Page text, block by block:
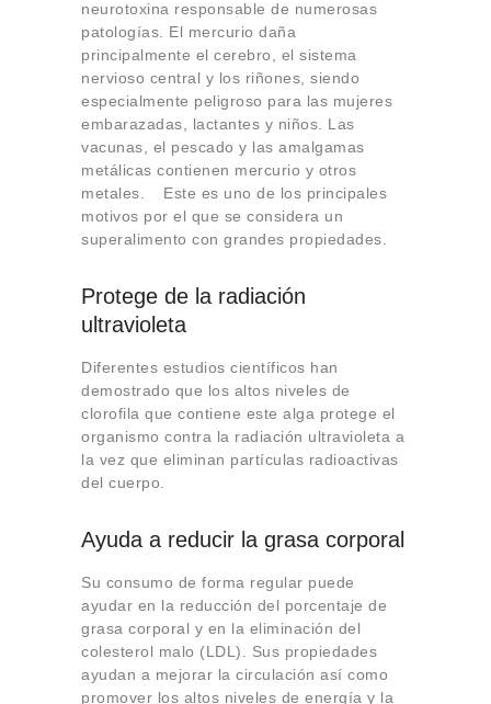
neurotoxina responsable de numerosas
patologías. El mercurio daña
principalmente el cerebro, el sistema
nervioso central y los riñones, siendo
especialmente peligroso para las mujeres
embarazadas, lactantes y niños. Las
vacunas, el pescado y las amalgamas
metálicas contienen mercurio y otros
metales. Este es uno de los principales
motivos por el que se considera un
superalimento con grandes propiedades.
Protege de la radiación
ultravioleta
Diferentes estudios científicos han
demostrado que los altos niveles de
clorofila que contiene este alga protege el
organismo contra la radiación ultravioleta a
la vez que eliminan partículas radioactivas
del cuerpo.
Ayuda a reducir la grasa corporal
Su consumo de forma regular puede
ayudar en la reducción del porcentaje de
grasa corporal y en la eliminación del
colesterol malo (LDL). Sus propiedades
ayudan a mejorar la circulación así como
promover los altos niveles de energía y la